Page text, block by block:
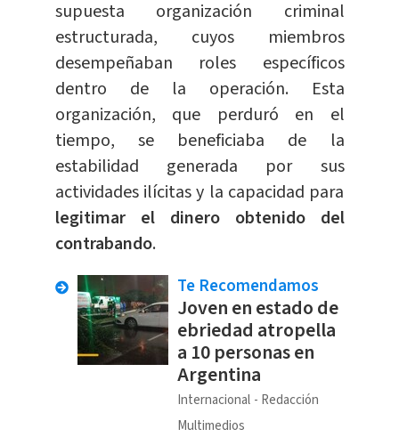
supuesta organización criminal
estructurada, cuyos miembros
desempeñaban roles específicos
dentro de la operación. Esta
organización, que perduró en el
tiempo, se beneficiaba de la
estabilidad generada por sus
actividades ilícitas y la capacidad para
legitimar el dinero obtenido del
contrabando.
Te Recomendamos
Joven en estado de
ebriedad atropella
a 10 personas en
Argentina
Internacional
Redacción
Multimedios